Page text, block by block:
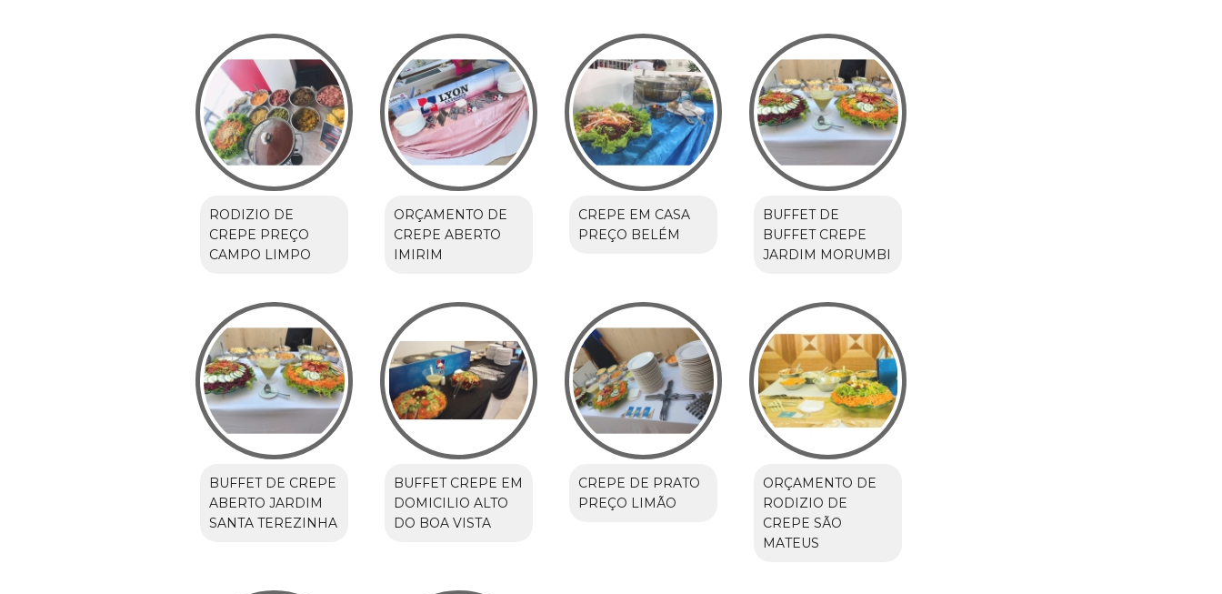
RODIZIO DE
CREPE PREÇO
CAMPO LIMPO
ORÇAMENTO DE
CREPE ABERTO
IMIRIM
CREPE EM CASA
PREÇO BELÉM
BUFFET DE
BUFFET CREPE
JARDIM MORUMBI
BUFFET DE CREPE
ABERTO JARDIM
SANTA TEREZINHA
BUFFET CREPE EM
DOMICILIO ALTO
DO BOA VISTA
CREPE DE PRATO
PREÇO LIMÃO
ORÇAMENTO DE
RODIZIO DE
CREPE SÃO
MATEUS